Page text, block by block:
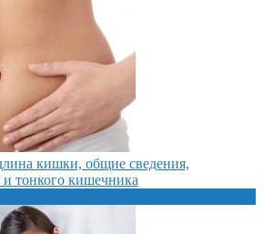
кишки, общие сведения,
и тонкого кишечника